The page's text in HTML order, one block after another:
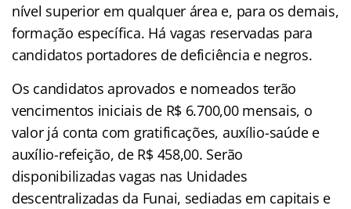
nível superior em qualquer área e, para os demais,
formação específica. Há vagas reservadas para
candidatos portadores de deficiência e negros.
Os candidatos aprovados e nomeados terão
vencimentos iniciais de R$ 6.700,00 mensais, o
valor já conta com gratificações, auxílio-saúde e
auxílio-refeição, de R$ 458,00. Serão
disponibilizadas vagas nas Unidades
descentralizadas da Funai, sediadas em capitais e